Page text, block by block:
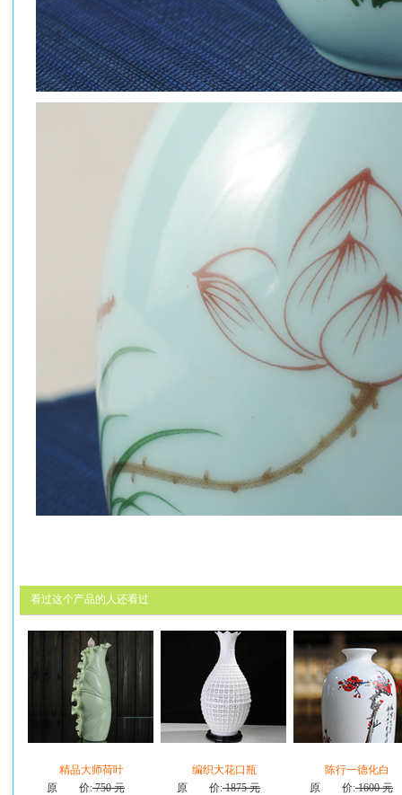
看过这个产品的人还看过
精品大师荷叶
原 价:750 元
编织大花口瓶
原 价:1875 元
陈行一德化白
原 价:1600 元